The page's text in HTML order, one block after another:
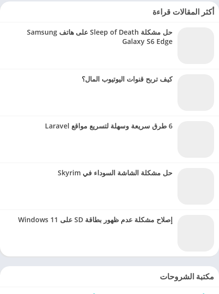
أكثر المقالات قراءة
حل مشكلة Sleep of Death على هاتف Samsung
Galaxy S6 Edge
كيف تربح قنوات اليوتيوب المال؟
6 طرق سريعة وسهلة لتسريع مواقع Laravel
حل مشكلة الشاشة السوداء في Skyrim
إصلاح مشكلة عدم ظهور بطاقة SD على Windows 11
مكتبة الشروحات